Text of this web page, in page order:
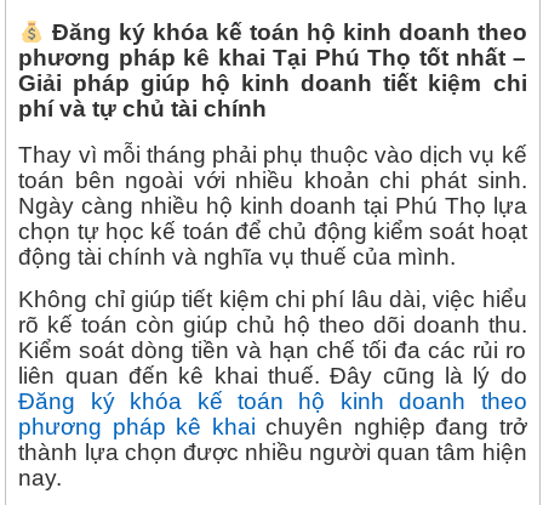
Đăng ký khóa kế toán hộ kinh doanh theo
phương pháp kê khai Tại Phú Thọ tốt nhất –
Giải pháp giúp hộ kinh doanh tiết kiệm chi
phí và tự chủ tài chính
Thay vì mỗi tháng phải phụ thuộc vào dịch vụ kế
toán bên ngoài với nhiều khoản chi phát sinh.
Ngày càng nhiều hộ kinh doanh tại Phú Thọ lựa
chọn tự học kế toán để chủ động kiểm soát hoạt
động tài chính và nghĩa vụ thuế của mình.
Không chỉ giúp tiết kiệm chi phí lâu dài, việc hiểu
rõ kế toán còn giúp chủ hộ theo dõi doanh thu.
Kiểm soát dòng tiền và hạn chế tối đa các rủi ro
liên quan đến kê khai thuế. Đây cũng là lý do
Đăng ký khóa kế toán hộ kinh doanh theo
phương pháp kê khai chuyên nghiệp đang trở
thành lựa chọn được nhiều người quan tâm hiện
nay.